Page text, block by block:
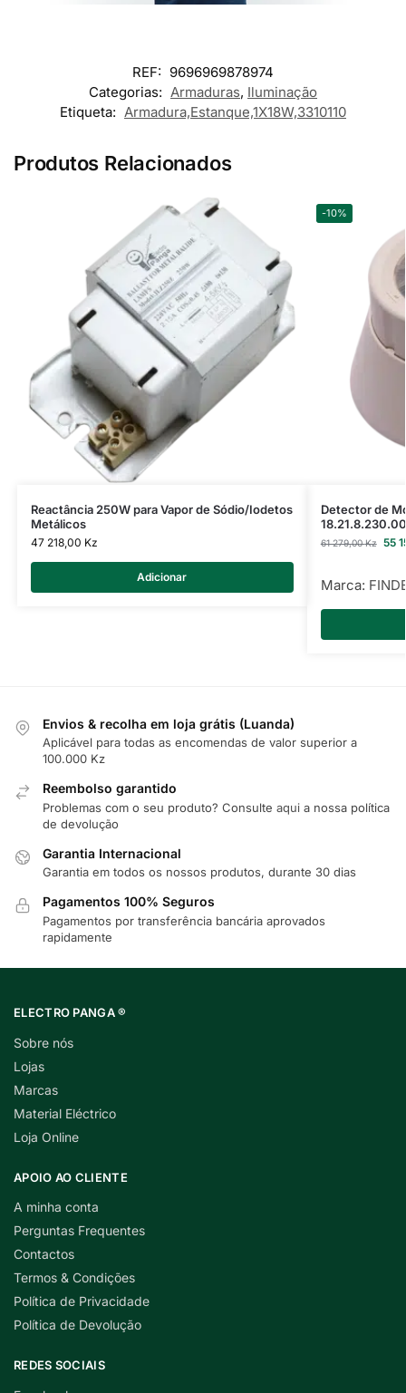
REF: 9696969878974
Categorias: Armaduras, Iluminação
Etiqueta: Armadura,Estanque,1X18W,3310110
Produtos Relacionados
Reactância 250W para Vapor de Sódio/Iodetos
Metálicos
47 218,00 Kz
Adicionar
-10%
Detector de
61 279,00Kz 55
Marca:
Envios & recolha em loja grátis (Luanda)
Aplicável para todas as encomendas de valor superior a
100.000 Kz
Reembolso garantido
Problemas com o seu produto? Consulte aqui a nossa política
de devolução
Garantia Internacional
Garantia em todos os nossos produtos, durante 30 dias
Pagamentos 100% Seguros
Pagamentos por transferência bancária aprovados
rapidamente
ELECTRO PANGA ®
Sobre nós
Lojas
Marcas
Material Eléctrico
Loja Online
APOIO AO CLIENTE
A minha conta
Perguntas Frequentes
Contactos
Termos & Condições
Política de Privacidade
Política de Devolução
REDES SOCIAIS